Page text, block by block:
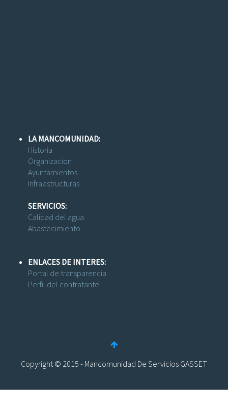
LA MANCOMUNIDAD:
Historia
Organizacion
Ayuntamientos
Infraestructuras
SERVICIOS:
Calidad del agua
Abastecimiento
ENLACES DE INTERES:
Portal de transparencia
Perfil del contratante
Copyright © 2015 - Mancomunidad De Servicios GASSET